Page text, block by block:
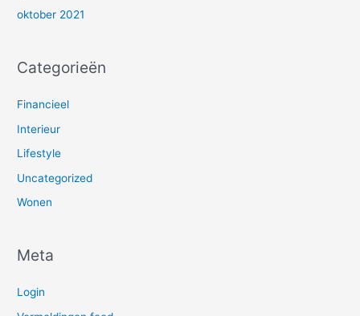
oktober 2021
Categorieën
Financieel
Interieur
Lifestyle
Uncategorized
Wonen
Meta
Login